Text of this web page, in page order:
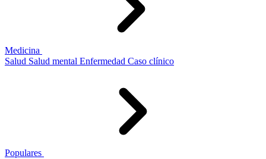
Medicina
Salud Salud mental Enfermedad Caso clínico
Populares